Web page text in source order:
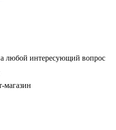
любой интересующий вопрос
магазин